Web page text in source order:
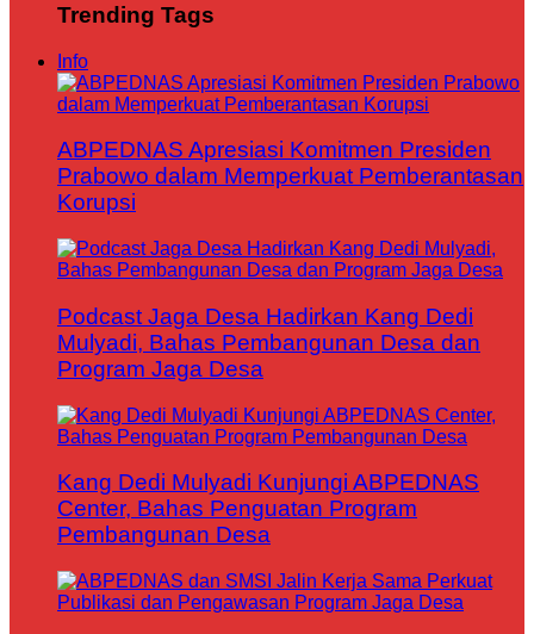
Trending Tags
Info
ABPEDNAS Apresiasi Komitmen Presiden
Prabowo dalam Memperkuat Pemberantasan
Korupsi
Podcast Jaga Desa Hadirkan Kang Dedi
Mulyadi, Bahas Pembangunan Desa dan
Program Jaga Desa
Kang Dedi Mulyadi Kunjungi ABPEDNAS
Center, Bahas Penguatan Program
Pembangunan Desa